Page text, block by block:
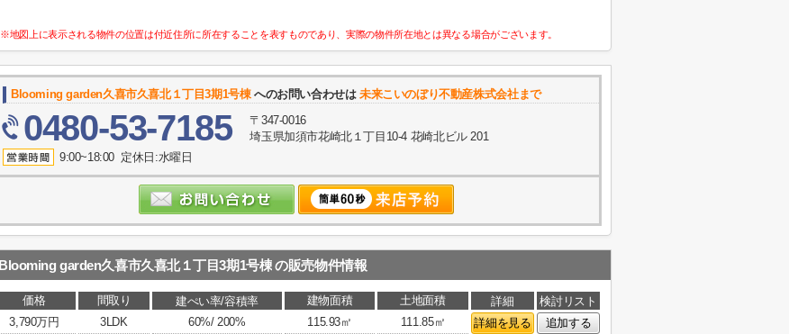
※地図上に表示される物件の位置は付近住所に所在することを表すものであり、実際の物件所在地とは異なる場合がございます。
Blooming garden久喜市久喜北１丁目3期1号棟へのお問い合わせは未来こいのぼり不動産株式会社まで
0480-53-7185
〒347-0016
埼玉県加須市花崎北１丁目10-4 花崎北ビル 201
9:00~18:00 定休日:水曜日
Blooming garden久喜市久喜北１丁目3期1号棟 の販売物件情報
価格 間取り 建ぺい率/容積率 建物面積 土地面積 詳細
検討リスト
3,790万円
3LDK 60%/ 200% 115.93㎡ 111.85㎡ 詳細を見る 追加する